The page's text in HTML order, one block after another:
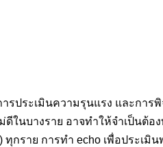
รประเมินความรุนแรง และก
นบางราย อาจทำให้จำเป็นต้อ
กราย การทำ echo เพื่อประเ